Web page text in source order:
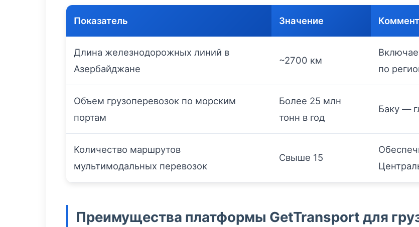
Показатель Значение
Длина железнодорожных линий в
Азербайджане
~2700 км
по
Объем грузоперевозок по морским
портам
Более 25 млн
тонн в год
Баку —
Количество маршрутов
мультимодальных перевозок
Свыше 15
Преимущества платформы GetTransport для